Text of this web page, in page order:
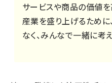
サービスや商品の価値を
産業を盛り上げるため
なく、みんなで一緒に考